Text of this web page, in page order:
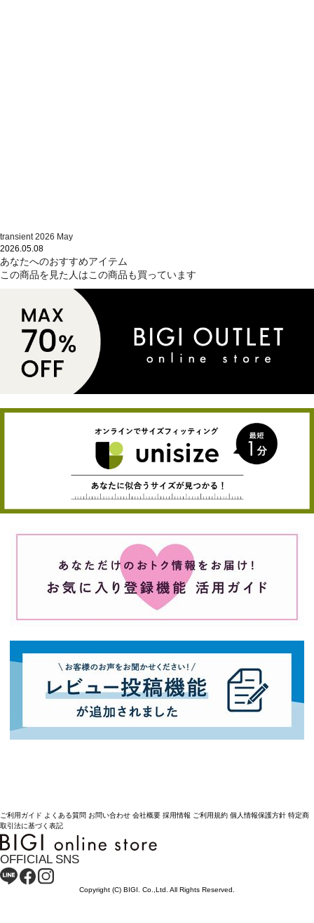
transient 2026 May
2026.05.08
あなたへのおすすめアイテム
この商品を見た人はこの商品も買っています
ご利用ガイド よくある質問 お問い合わせ 会社概要 採用情報 ご利用規約 個人情報保護方針 特定商
取引法に基づく表記
OFFICIAL SNS
Copyright (C) BIGI. Co.,Ltd. All Rights Reserved.